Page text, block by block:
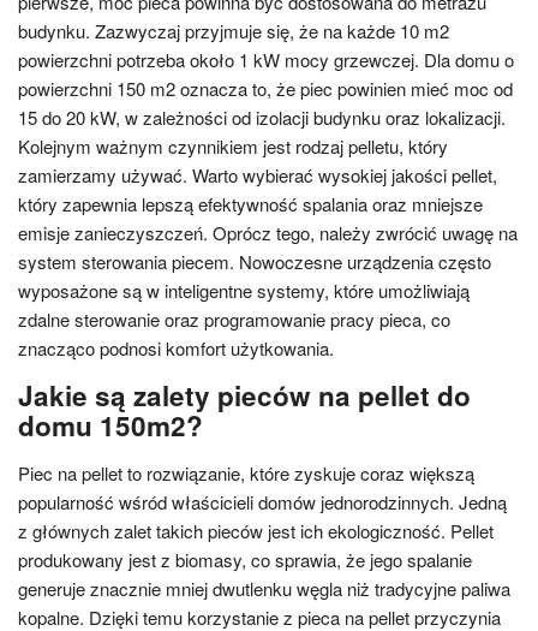
budynku. Zazwyczaj przyjmuje się, że na każde 10 m2
powierzchni potrzeba około 1 kW mocy grzewczej. Dla domu o
powierzchni 150 m2 oznacza to, że piec powinien mieć moc od
15 do 20 kW, w zależności od izolacji budynku oraz lokalizacji.
Kolejnym ważnym czynnikiem jest rodzaj pelletu, który
zamierzamy używać. Warto wybierać wysokiej jakości pellet,
który zapewnia lepszą efektywność spalania oraz mniejsze
emisje zanieczyszczeń. Oprócz tego, należy zwrócić uwagę na
system sterowania piecem. Nowoczesne urządzenia często
wyposażone są w inteligentne systemy, które umożliwiają
zdalne sterowanie oraz programowanie pracy pieca, co
znacząco podnosi komfort użytkowania.
Jakie są zalety pieców na pellet do
domu 150m2?
Piec na pellet to rozwiązanie, które zyskuje coraz większą
popularność wśród właścicieli domów jednorodzinnych. Jedną
z głównych zalet takich pieców jest ich ekologiczność. Pellet
produkowany jest z biomasy, co sprawia, że jego spalanie
generuje znacznie mniej dwutlenku węgla niż tradycyjne paliwa
kopalne. Dzięki temu korzystanie z pieca na pellet przyczynia